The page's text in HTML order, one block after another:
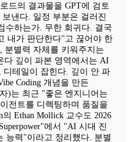
드의 결과물을 GPT에 검토
낸다. 일정 부분은 걸러진
수하는가. 무한 회귀다. 결국
내가 판단한다"고 끊어야 한
분별력 자체를 키워주지는
다 깊이 파본 영역에서는 AI
디테일이 잡힌다. 깊이 안 파
Coding 개념을 만든
)는 최근 "좋은 엔지니어는
전트를 디렉팅하며 품질을
Ethan Mollick 교수도 2026
에서 "AI 시대 진
능력"이라고 정리했다. 분별